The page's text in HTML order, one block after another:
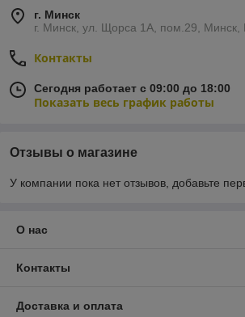
г. Минск
г. Минск, ул. Щорса 1А, пом.29, Минск,
Контакты
Сегодня работает с 09:00 до 18:00
Показать весь график работы
Отзывы о магазине
У компании пока нет отзывов, добавьте
О нас
Контакты
Доставка и оплата